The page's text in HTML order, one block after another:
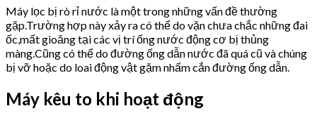
Máy lọc bị rò rỉ nước là một trong những vấn đề thường
gặp.Trường hợp này xảy ra có thể do vặn chưa chắc những đai
ốc,mất gioăng tại các vị trí ống nước động cơ bị thủng
màng.Cũng có thể do đường ống dẫn nước đã quá cũ và chúng
bị vỡ hoặc do loai động vật gặm nhấm cắn đường ống dẫn.
Máy kêu to khi hoạt động